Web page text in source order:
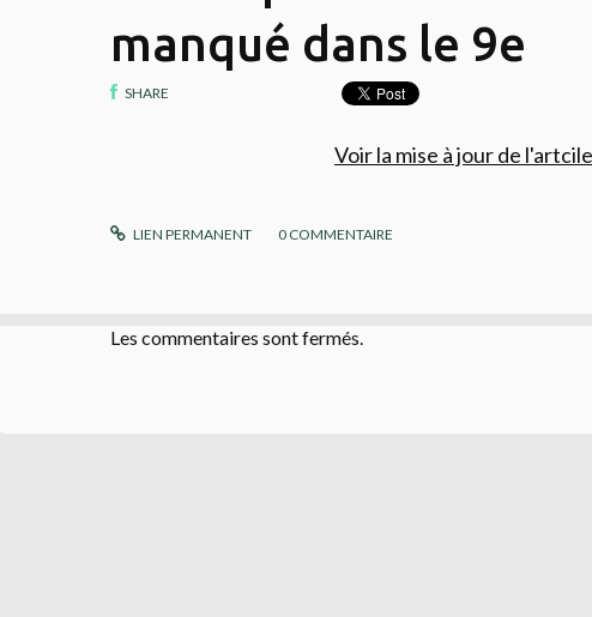
manqué dans le 9e
SHARE
Voir la mise à jour de
LIEN PERMANENT 0 COMMENTAIRE
Les commentaires sont fermés.